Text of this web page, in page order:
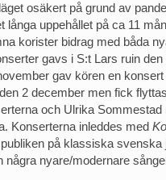
osäkert på grund av
långa uppehållet på ca 11
korister bidrag med båda
gavs i S:t Lars ruin
gav kören en
2 december men fick
och Ulrika
Konserterna inleddes med
på klassiska
några nyare/modernare